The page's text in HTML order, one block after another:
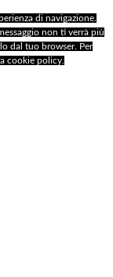
di navigazione.
non ti verrà più
dal tuo browser. Per
cookie policy.